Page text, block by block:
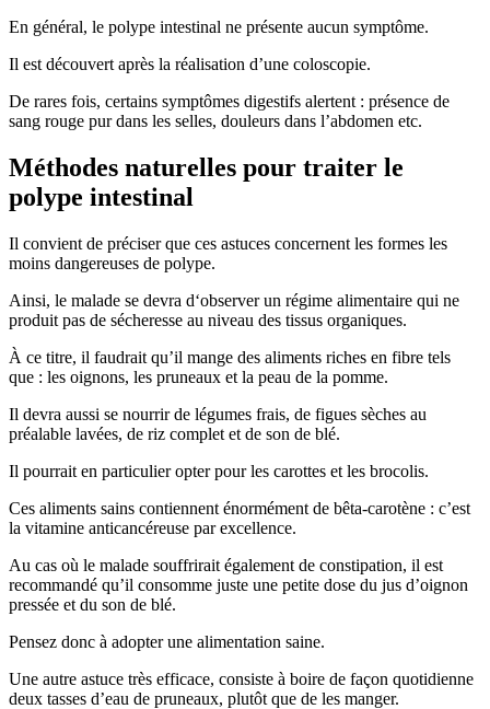
En général, le polype intestinal ne présente aucun symptôme.
Il est découvert après la réalisation d’une coloscopie.
De rares fois, certains symptômes digestifs alertent : présence de
sang rouge pur dans les selles, douleurs dans l’abdomen etc.
Méthodes naturelles pour traiter le
polype intestinal
Il convient de préciser que ces astuces concernent les formes les
moins dangereuses de polype.
Ainsi, le malade se devra d‘observer un régime alimentaire qui ne
produit pas de sécheresse au niveau des tissus organiques.
À ce titre, il faudrait qu’il mange des aliments riches en fibre tels
que : les oignons, les pruneaux et la peau de la pomme.
Il devra aussi se nourrir de légumes frais, de figues sèches au
préalable lavées, de riz complet et de son de blé.
Il pourrait en particulier opter pour les carottes et les brocolis.
Ces aliments sains contiennent énormément de bêta-carotène : c’est
la vitamine anticancéreuse par excellence.
Au cas où le malade souffrirait également de constipation, il est
recommandé qu’il consomme juste une petite dose du jus d’oignon
pressée et du son de blé.
Pensez donc à adopter une alimentation saine.
Une autre astuce très efficace, consiste à boire de façon quotidienne
deux tasses d’eau de pruneaux, plutôt que de les manger.